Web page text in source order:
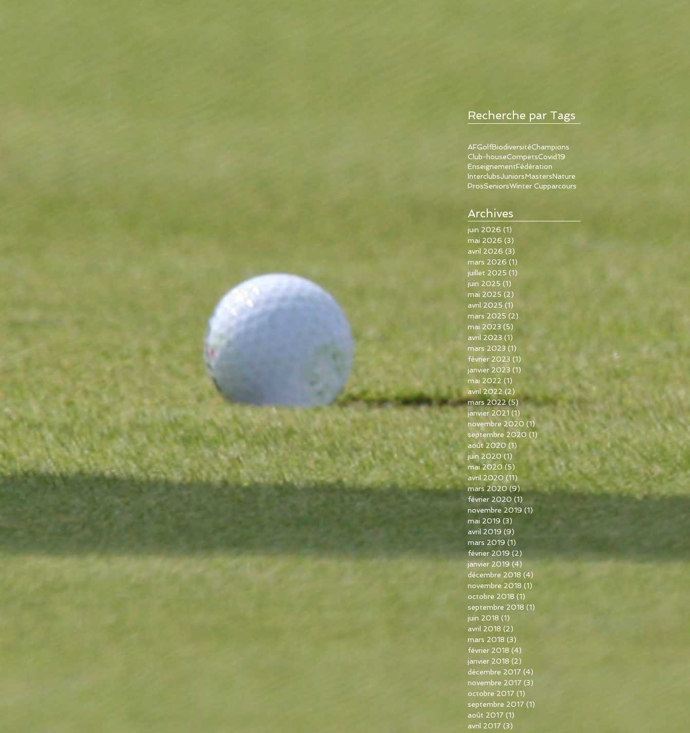
Recherche par Tags
AFGolfBiodiversitéChampions
Club-houseCompetsCovid19
EnseignementFédération
InterclubsJuniorsMastersNature
ProsSeniorsWinter Cupparcours
Archives
juin 2026 (1)
mai 2026 (3)
avril 2026 (3)
mars 2026 (1)
juillet 2025 (1)
juin 2025 (1)
mai 2025 (2)
avril 2025 (1)
mars 2025 (2)
mai 2023 (5)
avril 2023 (1)
mars 2023 (1)
février 2023 (1)
janvier 2023 (1) 1 post
mai 2022 (1)
avril 2022 (2) 2 posts
mars 2022 (5) 5 posts
janvier 2021 (1)1 post
novembre 2020 (1)1 post
septembre 2020 (1)1 post
août 2020 (1) 1 post
juin 2020 (1) 1 post
mai 2020 (5) 5 posts
avril 2020 (11)11 posts
mars 2020 (9)9 posts
février 2020 (1) 1 post
novembre 2019 (1) 1 post
mai 2019 (3)
avril 2019 (9)
mars 2019 (1)
février 2019 (2)
janvier 2019 (4) 4 posts
décembre 2018 (4)
novembre 2018 (1)
octobre 2018 (1)
septembre 2018 (1)
juin 2018 (1)
avril 2018 (2)
mars 2018 (3)
février 2018 (4)
janvier 2018 (2)
décembre 2017 (4)
novembre 2017 (3)
octobre 2017 (1)
septembre 2017 (1)
août 2017 (1)
avril 2017 (3)